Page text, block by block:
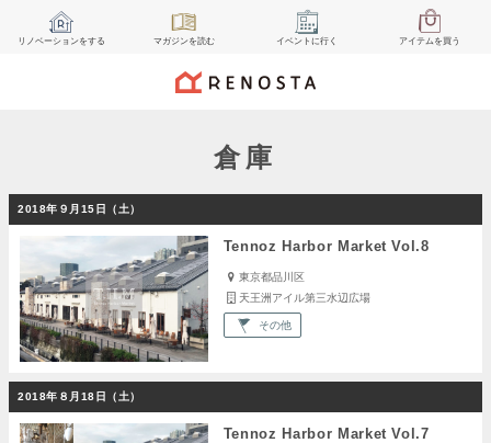
リノベーションをする マガジンを読む イベント に行く アイテムを買う
倉庫
2018年９月15日（土）
Tennoz Harbor Market Vol.8
東京都品川区
天王洲アイル第三水辺広場
その他
2018年８月18日（土）
Tennoz Harbor Market Vol.7